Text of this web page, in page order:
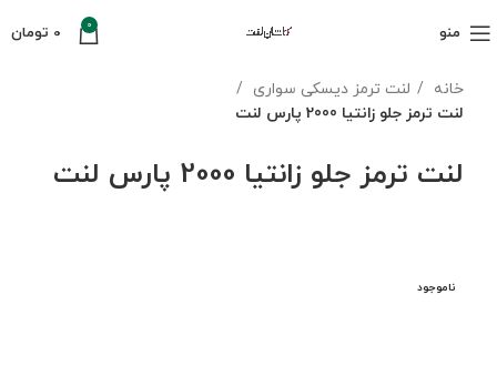
منو 0
0 تومان
خانه
لنت ترمز دیسکی سواری
لنت ترمز جلو زانتیا 2000 پارس لنت
لنت ترمز جلو زانتیا 2000 پارس لنت
ناموجود